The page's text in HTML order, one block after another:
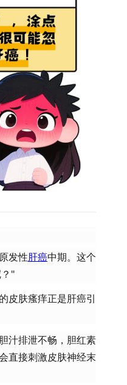
发性肝癌中期。这个
"
皮肤瘙痒正是肝癌引
汁排泄不畅，胆红素
直接刺激皮肤神经末